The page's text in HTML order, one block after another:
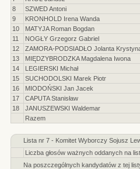
8
SZWED Antoni
9
KRONHOLD Irena Wanda
10
MATYJA Roman Bogdan
11
NOGŁY Grzegorz Gabriel
12
ZAMORA-PODSIADŁO Jolanta
13
MIĘDZYBRODZKA Magdalena Iwona
14
LEGIERSKI Michał
15
SUCHODOLSKI Marek Piotr
16
MIODOŃSKI Jan Jacek
17
CAPUTA Stanisław
18
JANUSZEWSKI Waldemar
Razem
Lista nr 7 - Komitet Wyborczy Sojusz
Liczba głosów ważnych oddanych na
Na poszczególnych kandydatów z tej